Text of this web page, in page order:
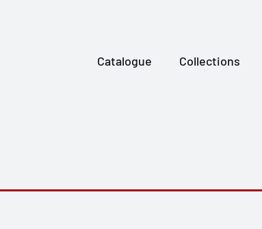
Catalogue Collections